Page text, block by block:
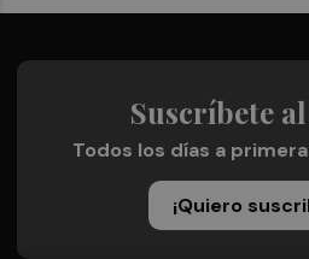
Suscríbete
Todos los días a
¡Quiero